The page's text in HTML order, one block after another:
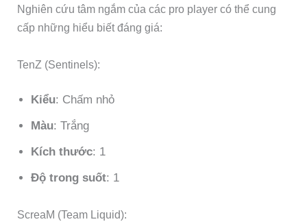
Nghiên cứu tâm ngắm của các pro player có thể cung
cấp những hiểu biết đáng giá:
TenZ (Sentinels):
Kiểu: Chấm nhỏ
Màu: Trắng
Kích thước: 1
Độ trong suốt: 1
ScreaM (Team Liquid):